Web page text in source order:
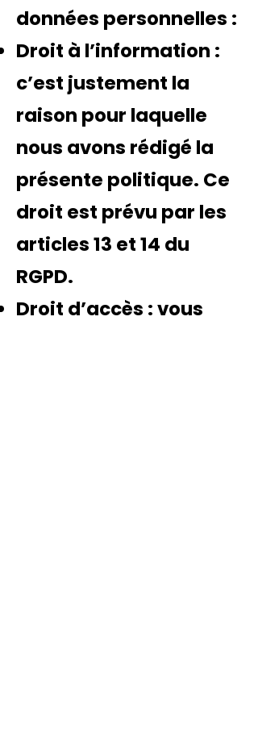
données personnelles :
Droit à l’information :
c’est justement la
raison pour laquelle
nous avons rédigé la
présente politique. Ce
droit est prévu par les
articles 13 et 14 du
RGPD.
Droit d’accès : vous